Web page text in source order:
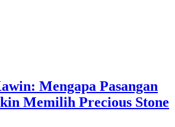
Mengapa Pasangan
Memilih Precious Stone